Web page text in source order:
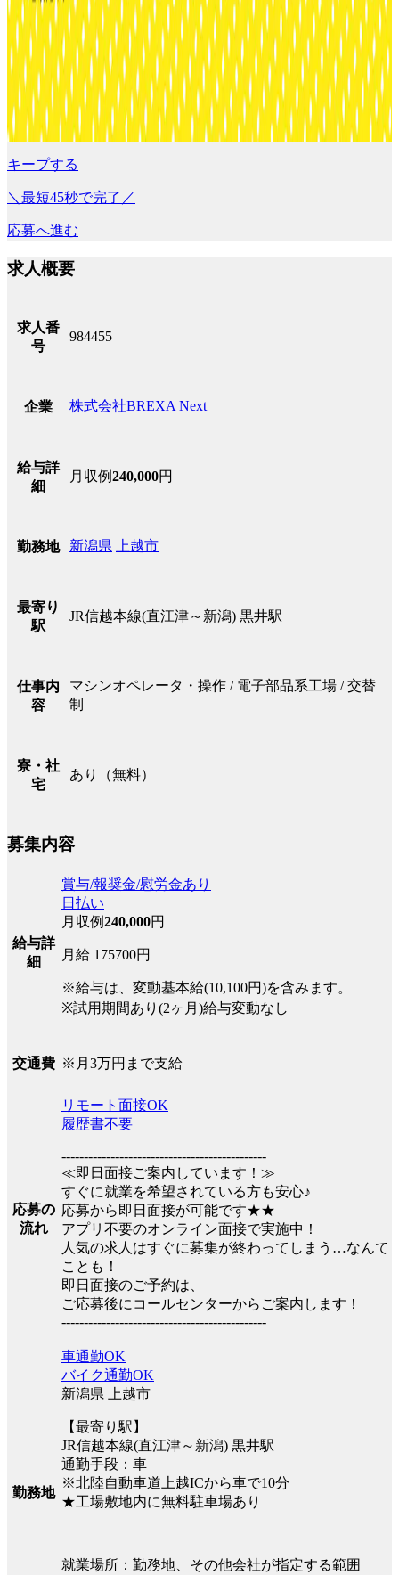
キープする
＼最短45秒で完了／
応募へ進む
求人概要
求人番
号
984455
企業 株式会社BREXA Next
給与詳
細
月収例240,000円
勤務地 新潟県 上越市
最寄り
駅
JR信越本線(直江津～新潟) 黒井駅
仕事内
容
マシンオペレータ・操作 / 電子部品系工場 / 交替
制
寮・社
宅
あり（無料）
募集内容
給与詳
細
賞与/報奨金/慰労金あり
日払い
月収例240,000円
月給 175700円
※給与は、変動基本給(10,100円)を含みます。
※試用期間あり(2ヶ月)給与変動なし
交通費 ※月3万円まで支給
応募の
流れ
リモート面接OK
履歴書不要
----------------------------------------------
≪即日面接ご案内しています！≫
すぐに就業を希望されている方も安心♪
応募から即日面接が可能です★★
アプリ不要のオンライン面接で実施中！
人気の求人はすぐに募集が終わってしまう…なんて
ことも！
即日面接のご予約は、
ご応募後にコールセンターからご案内します！
----------------------------------------------
勤務地
車通勤OK
バイク通勤OK
新潟県 上越市
【最寄り駅】
JR信越本線(直江津～新潟) 黒井駅
通勤手段：車
※北陸自動車道上越ICから車で10分
★工場敷地内に無料駐車場あり
就業場所：勤務地、その他会社が指定する範囲